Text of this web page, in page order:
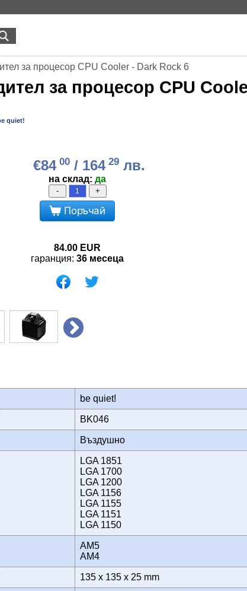
за процесор CPU Cooler - Dark Rock 6
за процесор CPU
quiet!
€84 00/ 164 29лв.
на склад: да
- +
Поръчай
84.00 EUR
гаранция: 36 месеца
be quiet!
BK046
Въздушно
LGA 1851
LGA 1700
LGA 1200
LGA 1156
LGA 1155
LGA 1151
LGA 1150
AM5
AM4
135 x 135 x 25 mm